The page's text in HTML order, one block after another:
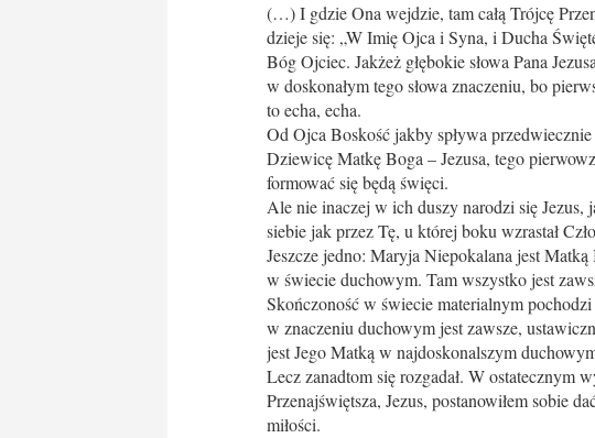
(…) I gdzie Ona wejdzie, tam całą Trójcę
dzieje się: „W Imię Ojca i Syna, i Ducha
Bóg Ojciec. Jakżeż głębokie słowa Pana
w doskonałym tego słowa znaczeniu, bo
to echa, echa.
Od Ojca Boskość jakby spływa
Dziewicę Matkę Boga – Jezusa, tego
formować się będą święci.
Ale nie inaczej w ich duszy narodzi się Je­zus,
siebie jak przez Tę, u której boku wzrastał
Jeszcze jedno: Maryja Niepokalana jest
w świecie duchowym. Tam wszystko jest
Skończoność w świecie materialnym
w znaczeniu duchowym jest zawsze,
jest Jego Matką w najdoskonalszym
Lecz zanadtom się rozgadał. W ostatecznym
Przenajświętsza, Jezus, postanowiłem sobie
miłości.